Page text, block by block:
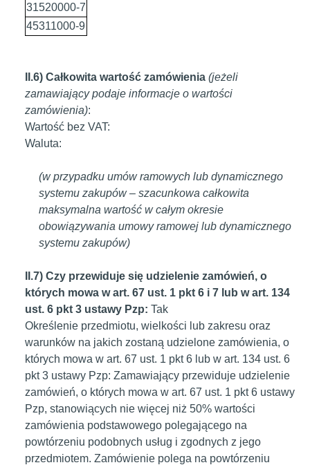
31520000-7
45311000-9
II.6) Całkowita wartość zamówienia (jeżeli
zamawiający podaje informacje o wartości
zamówienia):
Wartość bez VAT:
Waluta:
(w przypadku umów ramowych lub dynamicznego
systemu zakupów – szacunkowa całkowita
maksymalna wartość w całym okresie
obowiązywania umowy ramowej lub dynamicznego
systemu zakupów)
II.7) Czy przewiduje się udzielenie zamówień, o
których mowa w art. 67 ust. 1 pkt 6 i 7 lub w art. 134
ust. 6 pkt 3 ustawy Pzp: Tak
Określenie przedmiotu, wielkości lub zakresu oraz
warunków na jakich zostaną udzielone zamówienia, o
których mowa w art. 67 ust. 1 pkt 6 lub w art. 134 ust. 6
pkt 3 ustawy Pzp: Zamawiający przewiduje udzielenie
zamówień, o których mowa w art. 67 ust. 1 pkt 6 ustawy
Pzp, stanowiących nie więcej niż 50% wartości
zamówienia podstawowego polegającego na
powtórzeniu podobnych usług i zgodnych z jego
przedmiotem. Zamówienie polega na powtórzeniu